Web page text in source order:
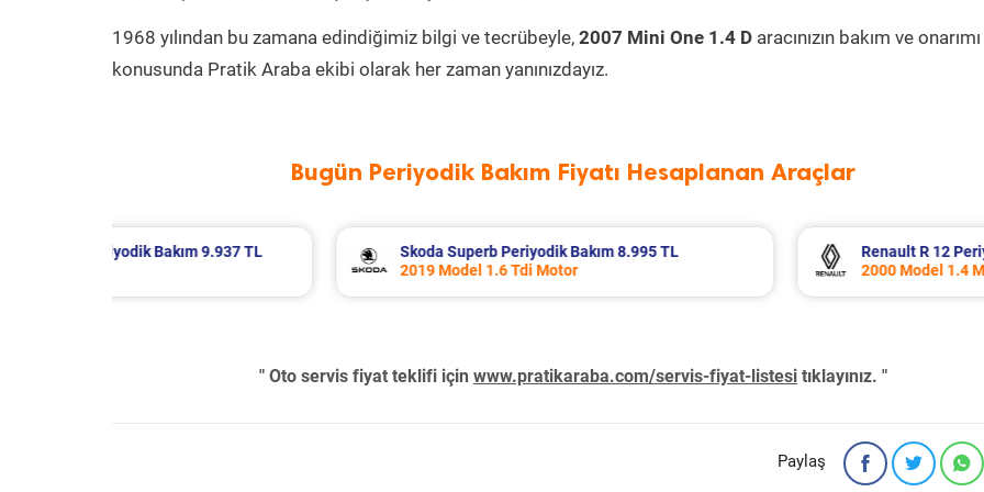
1968 yılından bu zamana edindiğimiz bilgi ve tecrübeyle, 2007 Mini One 1.4 D aracınızın bakım ve onarımı
konusunda Pratik Araba ekibi olarak her zaman yanınızdayız.
Bugün Periyodik Bakım Fiyatı Hesaplanan Araçlar
Bakım 8.995 TL
Renault R 12 Periyodik Bakım 5.138 TL
2000 Model 1.4 Motor
Ford Puma Periyodik Bakım
2021 Model 1.0 EcoBoost Motor
" Oto servis fiyat teklifi için www.pratikaraba.com/servis-fiyat-listesi tıklayınız. "
Paylaş